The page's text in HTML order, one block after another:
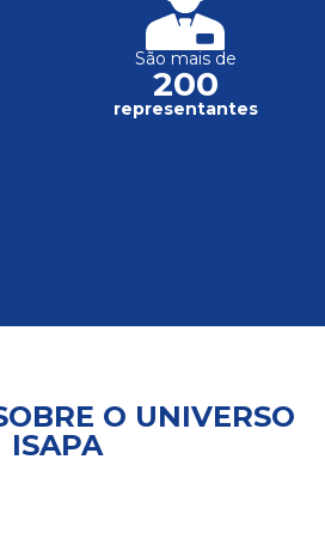
São mais de
200
representantes
O UNIVERSO
ISAPA